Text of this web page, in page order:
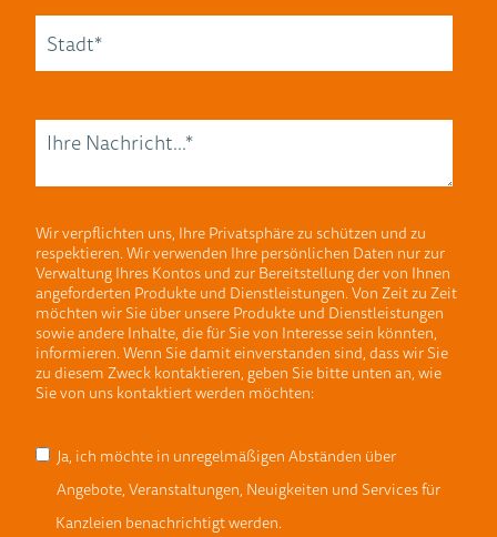
Wir verpflichten uns, Ihre Privatsphäre zu schützen und zu
respektieren. Wir verwenden Ihre persönlichen Daten nur zur
Verwaltung Ihres Kontos und zur Bereitstellung der von Ihnen
angeforderten Produkte und Dienstleistungen. Von Zeit zu Zeit
möchten wir Sie über unsere Produkte und Dienstleistungen
sowie andere Inhalte, die für Sie von Interesse sein könnten,
informieren. Wenn Sie damit einverstanden sind, dass wir Sie
zu diesem Zweck kontaktieren, geben Sie bitte unten an, wie
Sie von uns kontaktiert werden möchten:
Ja, ich möchte in unregelmäßigen Abständen über
Angebote, Veranstaltungen, Neuigkeiten und Services für
Kanzleien benachrichtigt werden.